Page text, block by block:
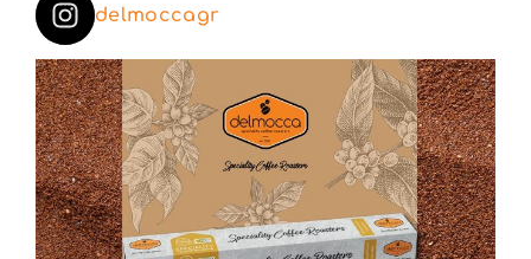
delmoccagr